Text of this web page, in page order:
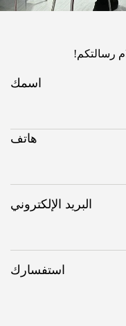
رسالتكم!
اسمك
هاتف
البريد الإلكتروني
استفسارك